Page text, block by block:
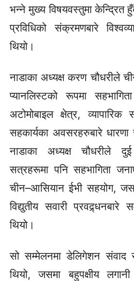
भन्ने मुख्य विषयवस्तुमा केन्द्रित
प्रविधिको संक्रमणबारे
थियो।
नाडाका अध्यक्ष करण चौधरीले
प्यानलिस्टको रूपमा
अटोमोबाइल क्षेत्र, व्यापारिक
सहकार्यका अवसरहरुबारे
नाडाका अध्यक्ष चौधरीले
सत्रहरूमा पनि सहभागिता
चीन–आसियान ईभी सहयोग,
विद्युतीय सवारी
थियो।
सो सम्मेलनमा डेलिगेशन संवाद
थियो, जसमा बहुपक्षीय लगानी